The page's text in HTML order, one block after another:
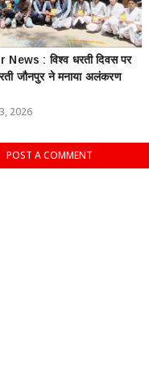
: विश्व धरती दिवस पर
जौनपुर ने मनाया अलंकरण
2026
POST A COMMENT